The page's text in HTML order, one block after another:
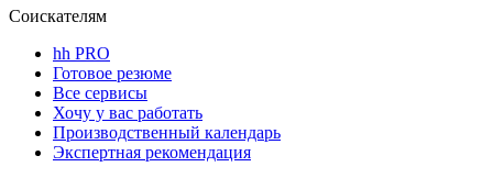
Соискателям
hh PRO
Готовое резюме
Все сервисы
Хочу у вас работать
Производственный календарь
Экспертная рекомендация